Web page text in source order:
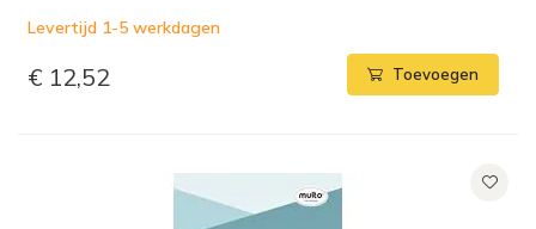
Levertijd 1-5 werkdagen
€ 12,52 Toevoegen